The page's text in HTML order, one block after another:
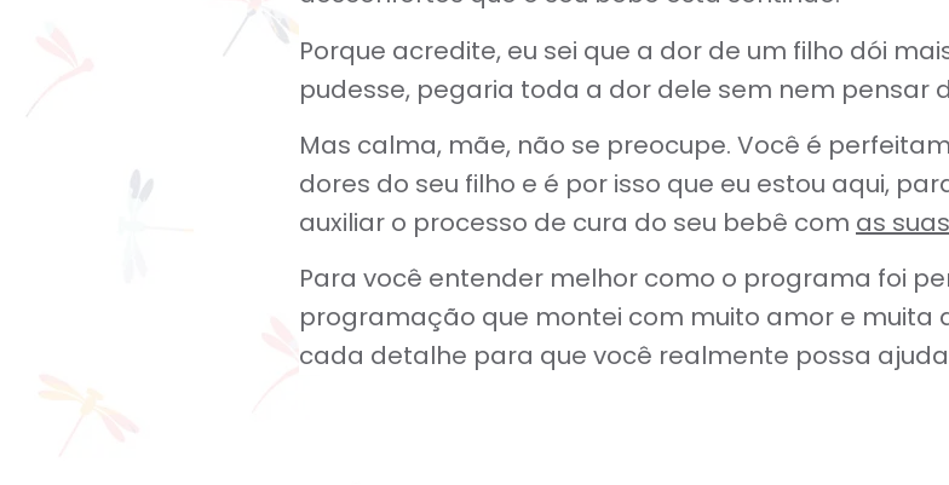
Porque acredite, eu sei que a dor de um filho dói
pudesse, pegaria toda a dor dele sem nem pensar
Mas calma, mãe, não se preocupe. Você é
dores do seu filho e é por isso que eu estou aqui,
auxiliar o processo de cura do seu bebê com as
Para você entender melhor como o programa foi
programação que montei com muito amor e muita
cada detalhe para que você realmente possa